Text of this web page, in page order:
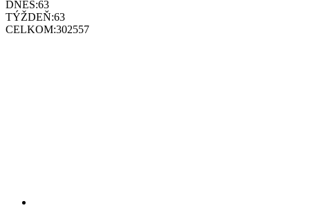
DNES:63
TÝŽDEŇ:63
CELKOM:302557